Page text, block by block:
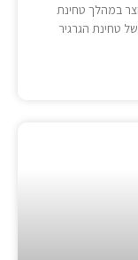
במהלך טחינת
טחינת הגרגיר